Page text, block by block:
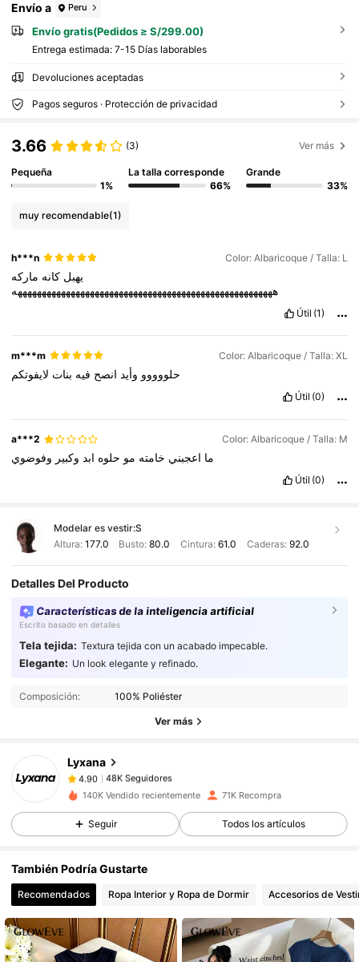
Envío a Peru
Envío gratis(Pedidos ≥ S/299.00)
Entrega estimada: 7-15 Días laborables
Devoluciones aceptadas
Pagos seguros · Protección de privacidad
3.66 (3) Ver más
Pequeña
1%
La talla corresponde
66%
Grande
33%
muy recomendable(1)
h***n Color: Albaricoque / Talla: L
يهبل كانه ماركه
ههههههههههههههههههههههههههههههههههههههههههههههههههههههه
Útil (1)
m***m Color: Albaricoque / Talla: XL
حلووووو وأيد انصح فيه بنات لايفوتكم
Útil (0)
a***2 Color: Albaricoque / Talla: M
ما اعجبني خامته مو حلوه ابد وكبير وفوضوي
Útil (0)
Modelar es vestir:S
Altura: 177.0 Busto:80.0 Cintura: 61.0 Caderas: 92.0
Detalles Del Producto
Características de la inteligencia artificial
Escrito basado en detalles
Tela tejida: Textura tejida con un acabado impecable.
Elegante: Un look elegante y refinado.
Composición: 100% Poliéster
Ver más
Lyxana
48K Seguidores
4.90 48K Seguidores
48K Seguidores
4.90 48K Seguidores
48K Seguidores
4.90
4.90 48K Seguidores
140K Vendido recientemente 71K Recompra
Seguir Todos los artículos
También Podría Gustarte
Recomendados Ropa Interior y Ropa de Dormir Accesorios de